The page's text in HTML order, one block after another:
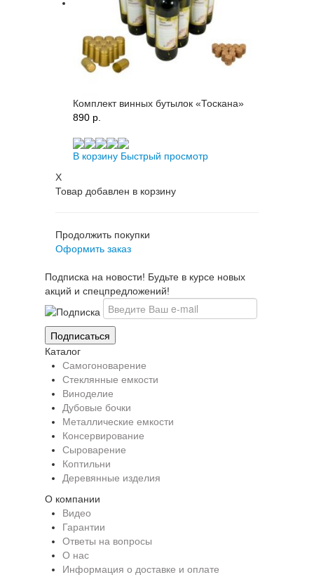
Комплект винных бутылок «Тоскана»
890 p.
В корзину Быстрый просмотр
X
Товар добавлен в корзину
Продолжить покупки
Оформить заказ
Подписка на новости! Будьте в курсе новых
акций и спецпредложений!
Каталог
Самогоноварение
Стеклянные емкости
Виноделие
Дубовые бочки
Металлические емкости
Консервирование
Сыроварение
Коптильни
Деревянные изделия
О компании
Видео
Гарантии
Ответы на вопросы
О нас
Информация о доставке и оплате